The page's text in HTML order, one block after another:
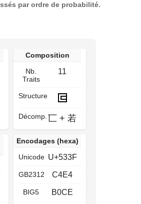
par ordre de probabilité.
Composition
Nb.
Traits
11
Structure
Décomp. 匸 + 若
Encodages (hexa)
Unicode U+533F
GB2312 C4E4
BIG5 B0CE